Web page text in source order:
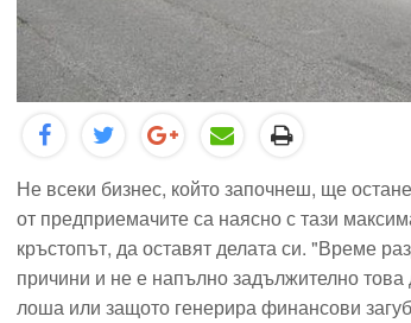
Не всеки бизнес, който започнеш, ще
от предприемачите са наясно с тази
кръстопът, да оставят делата си. "Време
причини и не е напълно задължително
лоша или защото генерира финансови